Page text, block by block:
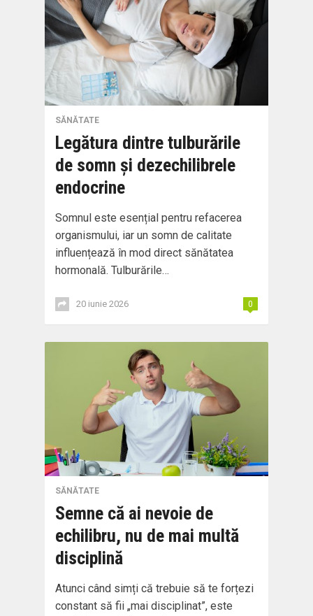
SĂNĂTATE
Legătura dintre tulburările
de somn și dezechilibrele
endocrine
Somnul este esențial pentru refacerea
organismului, iar un somn de calitate
influențează în mod direct sănătatea
hormonală. Tulburările…
20 iunie 2026 0
SĂNĂTATE
Semne că ai nevoie de
echilibru, nu de mai multă
disciplină
Atunci când simți că trebuie să te forțezi
constant să fii „mai disciplinat”, este